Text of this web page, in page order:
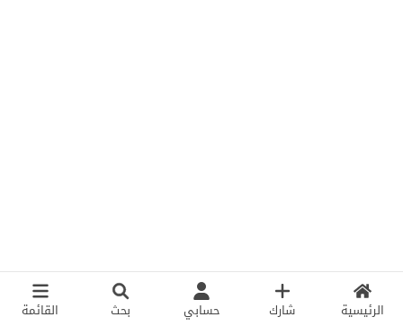
الرئيسية شارك حسابي بحث القائمة